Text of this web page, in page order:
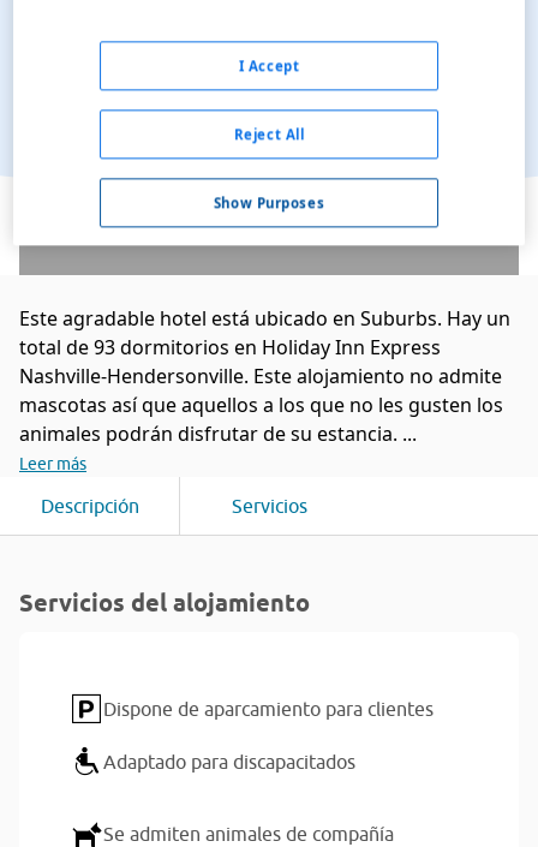
Ver en el mapa
Este agradable hotel está ubicado en Suburbs. Hay un
total de 93 dormitorios en Holiday Inn Express
Nashville-Hendersonville. Este alojamiento no admite
mascotas así que aquellos a los que no les gusten los
animales podrán disfrutar de su estancia. ...
Leer más
Descripción Servicios
Servicios del alojamiento
Dispone de aparcamiento para clientes
Adaptado para discapacitados
Se admiten animales de compañía
Show Purposes
Reject All
I Accept